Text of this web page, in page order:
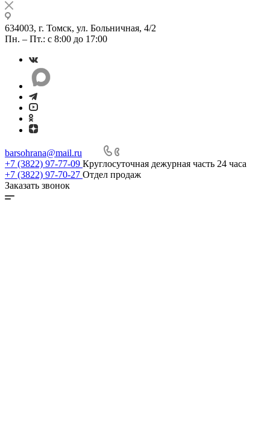
634003, г. Томск, ул. Больничная, 4/2
Пн. – Пт.: с 8:00 до 17:00
barsohrana@mail.ru
+7 (3822) 97-77-09 Круглосуточная дежурная часть 24 часа
+7 (3822) 97-70-27 Отдел продаж
Заказать звонок